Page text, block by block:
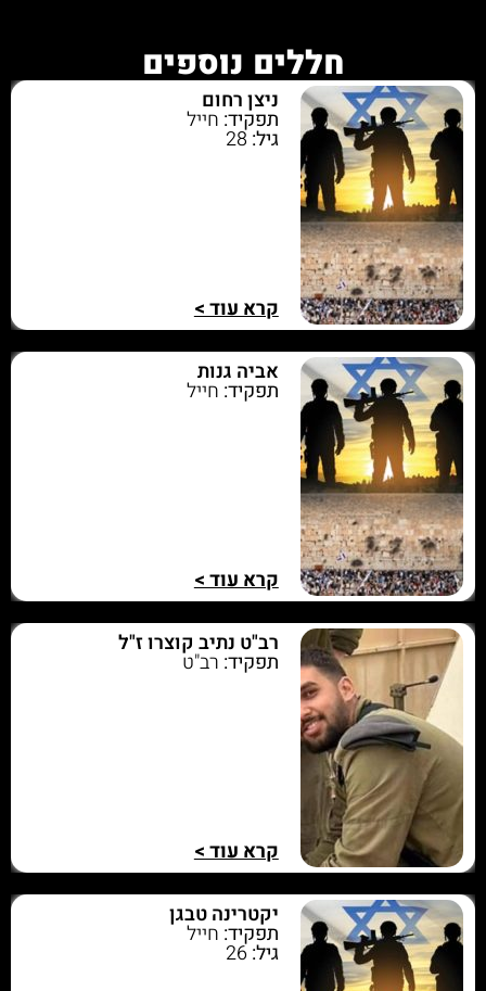
חללים נוספים
ניצן רחום
תפקיד: חייל
גיל:28
קרא עוד >
אביה גנות
תפקיד: חייל
קרא עוד >
רב"ט נתיב קוצרו ז"ל
תפקיד: רב"ט
קרא עוד >
יקטרינה טבגן
תפקיד: חייל
גיל:26